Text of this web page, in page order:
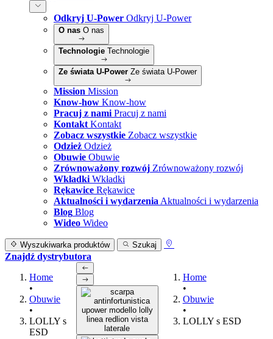
Odkryj U-Power Odkryj U-Power
O nas O nas
Technologie Technologie
Ze świata U-Power Ze świata U-Power
Mission Mission
Know-how Know-how
Pracuj z nami Pracuj z nami
Kontakt Kontakt
Zobacz wszystkie Zobacz wszystkie
Odzież Odzież
Obuwie Obuwie
Zrównoważony rozwój Zrównoważony rozwój
Wkładki Wkładki
Rękawice Rękawice
Aktualności i wydarzenia Aktualności i wydarzenia
Blog Blog
Wideo Wideo
Wyszukiwarka produktów Szukaj
Znajdź dystrybutora
Home
•
Obuwie
•
LOLLY s
ESD
Home
•
Obuwie
•
LOLLY s ESD